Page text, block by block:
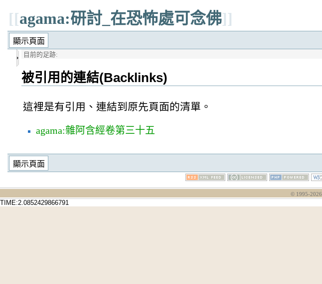
[[agama:研討_在恐怖處可念佛]]
目前的足跡:
被引用的連結(Backlinks)
這裡是有引用、連結到原先頁面的清單。
agama:雜阿含經卷第三十五
© 1995-2026
TIME:2.0852429866791